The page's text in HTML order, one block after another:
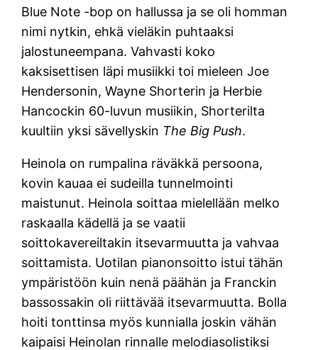
Blue Note -bop on hallussa ja se oli homman
nimi nytkin, ehkä vieläkin puhtaaksi
jalostuneempana. Vahvasti koko
kaksisettisen läpi musiikki toi mieleen Joe
Hendersonin, Wayne Shorterin ja Herbie
Hancockin 60-luvun musiikin, Shorterilta
kuultiin yksi sävellyskin The Big Push.
Heinola on rumpalina räväkkä persoona,
kovin kauaa ei sudeilla tunnelmointi
maistunut. Heinola soittaa mielellään melko
raskaalla kädellä ja se vaatii
soittokavereiltakin itsevarmuutta ja vahvaa
soittamista. Uotilan pianonsoitto istui tähän
ympäristöön kuin nenä päähän ja Franckin
bassossakin oli riittävää itsevarmuutta. Bolla
hoiti tonttinsa myös kunnialla joskin vähän
kaipaisi Heinolan rinnalle melodiasolistiksi